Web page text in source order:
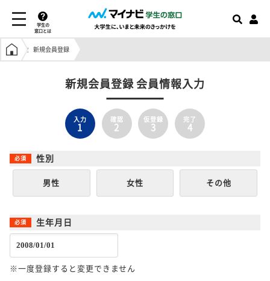
学生の
窓口とは
学生の窓口トップ
新規会員登録
新規会員登録 会員情報入力
入力
1
確認
2
仮登録
3
完了
4
性別
男性 女性 その他
生年月日
※一度登録すると変更できません